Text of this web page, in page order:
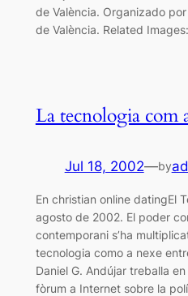
de València. Organizado
de València. Related Images:
La tecnologia com
Jul 18, 2002—by
En christian online datingEl
agosto de 2002. El poder
contemporani s’ha
tecnologia como a nexe
Daniel G. Andújar treballa
fòrum a Internet sobre la